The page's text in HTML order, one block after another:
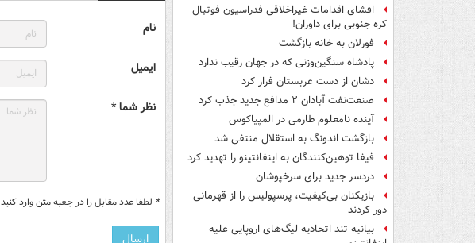
افشای اقدامات غیراخلاقی فدراسیون فوتبال
کره جنوبی برای داوران!
فورلان به خانه بازگشت
پادشاه سنگین‌وزنی که در جهان رقیب ندارد
دشان از دست عربستان فرار کرد
صنعت‌نفت آبادان ۲ مدافع جدید جذب کرد
آینده نامعلوم طارمی در المپیاکوس
بازگشت اندونگ به استقلال منتفی شد
فیفا توهین‌کنندگان به اینفانتینو را تهدید کرد
دردسر جدید برای سرخپوشان
بازیکنان بی‌کیفیت، پرسپولیس را از قهرمانی
دور کردند
بیانیه تند اتحادیه لیگ‌های اروپایی علیه
نام
ایمیل
نظر شما *
* لطفا عدد مقابل را در جعبه متن وارد کنید